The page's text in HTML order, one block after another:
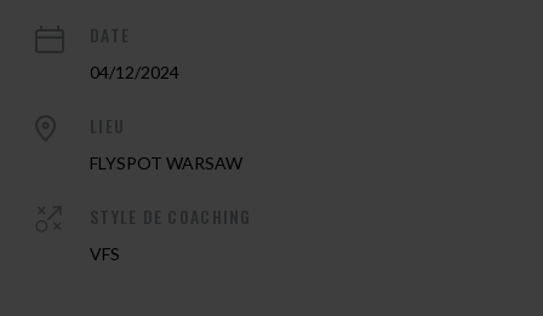
04/12/2024
FLYSPOT WARSAW
VFS